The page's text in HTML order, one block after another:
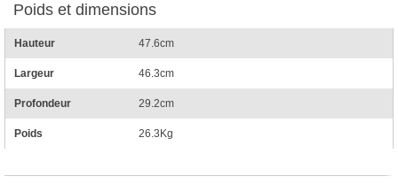
Poids et dimensions
Hauteur 47.6cm
Largeur 46.3cm
Profondeur 29.2cm
Poids 26.3Kg